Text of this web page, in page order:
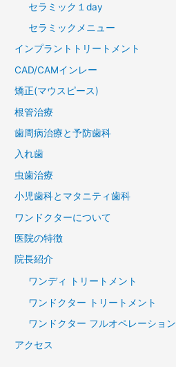
セラミック１day
セラミックメニュー
インプラントトリートメント
CAD/CAMインレー
矯正(マウスピース)
根管治療
歯周病治療と予防歯科
入れ歯
虫歯治療
小児歯科とマタニティ歯科
ワンドクターについて
医院の特徴
院長紹介
ワンディ トリートメント
ワンドクター トリートメント
ワンドクター フルオペレーション
アクセス